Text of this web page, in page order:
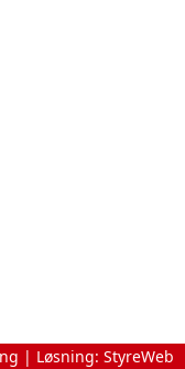
| Løsning: StyreWeb